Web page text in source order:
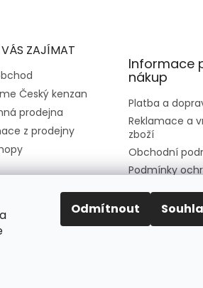
Odmítnout
ZAJÍMAT
Český kenzan
prodejna
z prodejny
Informace
nákup
Platba a
Reklamace a
zboží
Obchodní
Podmínky
Moje